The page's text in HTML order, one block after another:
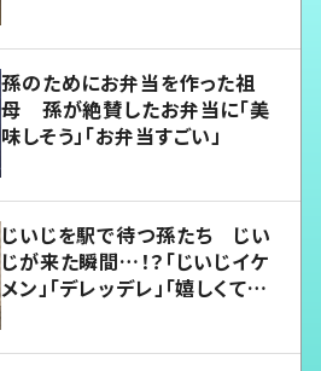
孫のためにお弁当を作った祖
母 孫が絶賛したお弁当に「美
味しそう」「お弁当すごい」
じいじを駅で待つ孫たち じい
じが来た瞬間…！？「じいじイケ
メン」「デレッデレ」「嬉しくて可